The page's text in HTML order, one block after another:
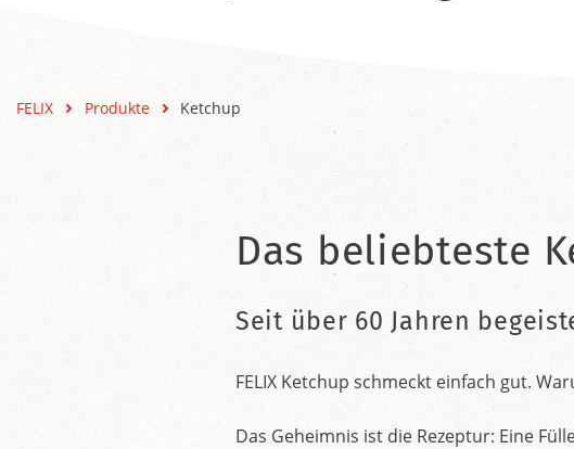
FELIX Produkte Ketchup
Das beliebteste
Seit über 60 Jahren
FELIX Ketchup schmeckt einfach gut.
Das Geheimnis ist die Rezeptur: Eine